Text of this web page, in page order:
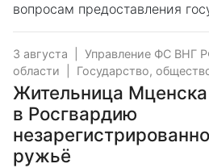
вопросам предоставления
3 августа
Управление ФС ВНГ
области
Государство,
Жительница
в Росгвардию
ружьё